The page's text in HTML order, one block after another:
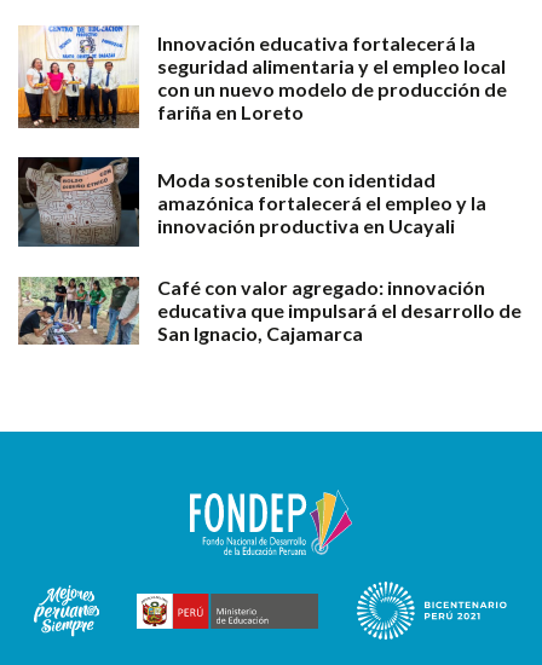
Innovación educativa fortalecerá la
seguridad alimentaria y el empleo local
con un nuevo modelo de producción de
fariña en Loreto
Moda sostenible con identidad
amazónica fortalecerá el empleo y la
innovación productiva en Ucayali
Café con valor agregado: innovación
educativa que impulsará el desarrollo de
San Ignacio, Cajamarca